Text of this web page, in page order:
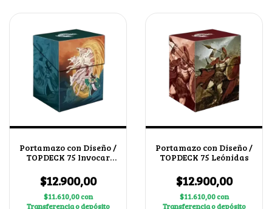
Portamazo con Diseño /
TOPDECK 75 Invocar
$12.900,00
$11.610,00con
Transferencia o depósito
Portamazo con Diseño /
TOPDECK 75 Leónidas
$12.900,00
$11.610,00con
Transferencia o depósito